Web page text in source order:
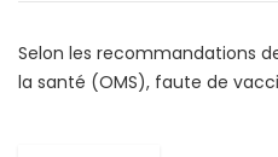
Selon les recommandations
la santé (OMS), faute de